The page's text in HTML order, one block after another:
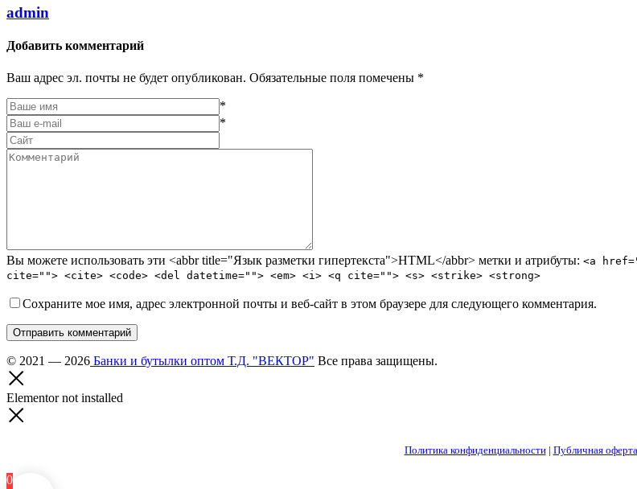
admin
Добавить комментарий
Ваш адрес эл. почты не будет опубликован. Обязательные поля помечены *
*
*
Вы можете использовать эти <abbr title="Язык разметки гипертекста">HTML</abbr> метки и атрибуты: <a
cite=""> <cite> <code> <del datetime=""> <em> <i> <q cite=""> <s> <strike> <strong>
Сохраните мое имя, адрес электронной почты и веб-сайт в этом браузере для следующего комментария.
Отправить комментарий
© 2021 — 2026 Банки и бутылки оптом Т.Д. "ВЕКТОР" Все права защищены.
Elementor not installed
Политика конфиденциальности| Публичная оферта
0